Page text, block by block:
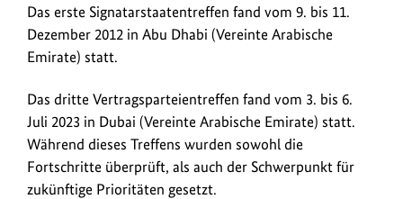
Das erste Signatarstaatentreffen fand vom 9. bis 11.
Dezember 2012 in Abu Dhabi (Vereinte Arabische
Emirate) statt.
Das dritte Vertragsparteientreffen fand vom 3. bis 6.
Juli 2023 in Dubai (Vereinte Arabische Emirate) statt.
Während dieses Treffens wurden sowohl die
Fortschritte überprüft, als auch der Schwerpunkt für
zukünftige Prioritäten gesetzt.